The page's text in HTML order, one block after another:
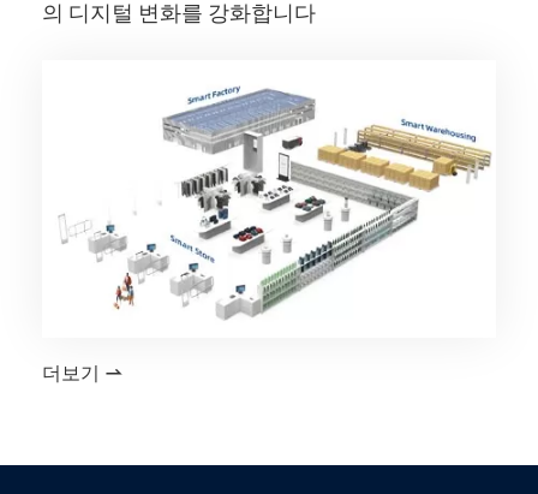
의 디지털 변화를 강화합니다
더보기 